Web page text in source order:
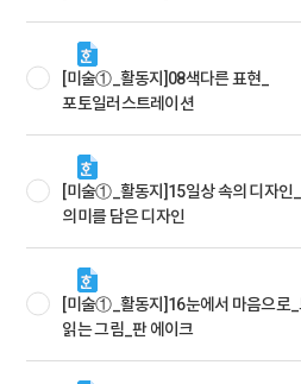
[미술①_활동지]08색다른 표현_
포토일러스트레이션
[미술①_활동지]15일상 속의 디자인
의미를 담은 디자인
[미술①_활동지]16눈에서 마음으로
읽는 그림_판 에이크